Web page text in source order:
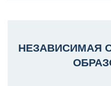
НЕЗАВИСИМАЯ